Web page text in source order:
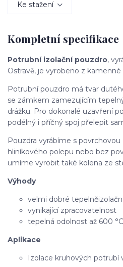
Ke stažení
Kompletní specifikace
Potrubní izolační pouzdro,
Ostravě, je vyrobeno z
Potrubní pouzdro má tvar
se zámkem zamezujícím
drážku. Pro dokonalé uzavření
podélný i příčný spoj přelepit
Pouzdra vyrábíme s
hliníkového polepu nebo bez
umíme vyrobit také kolena ze
Výhody
velmi dobré
vynikající zpracovatelnost
tepelná odolnost až 600 °C
Aplikace
Izolace kruhových potrubí